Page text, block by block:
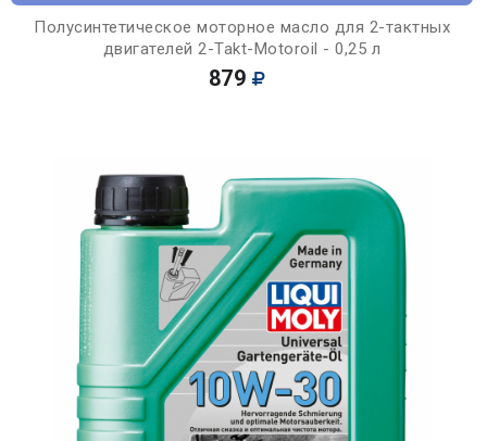
Полусинтетическое моторное масло для 2-тактных
двигателей 2-Takt-Motoroil - 0,25 л
879